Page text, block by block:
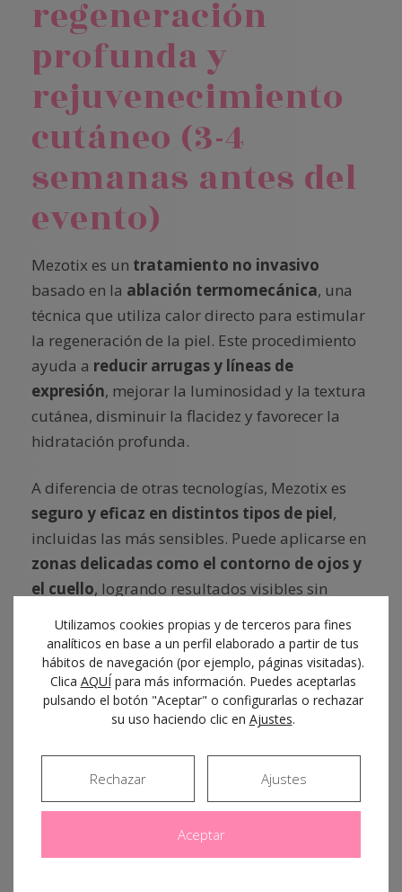
regeneración
profunda y
rejuvenecimiento
cutáneo (3-4
semanas antes del
evento)
Mezotix es un tratamiento no invasivo
basado en la ablación termomecánica, una
técnica que utiliza calor directo para estimular
la regeneración de la piel. Este procedimiento
ayuda a reducir arrugas y líneas de
expresión, mejorar la luminosidad y la textura
cutánea, disminuir la flacidez y favorecer la
hidratación profunda.
A diferencia de otras tecnologías, Mezotix es
seguro y eficaz en distintos tipos de piel,
incluidas las más sensibles. Puede aplicarse en
zonas delicadas como el contorno de ojos y
el cuello, logrando resultados visibles sin
Indicado para:piel con arrugas finas,
cicatrices, flacidez o poros dilatados
Resultados esperados:piel más firme,
luminosa y rejuvenecida en 2-3 semanas.
Sesiones recomendadas:al menos 3
sesiones, espaciadas entre 2 y 4 semanas.
Utilizamos cookies propias y de terceros para fines
analíticos en base a un perfil elaborado a partir de tus
hábitos de navegación (por ejemplo, páginas visitadas).
Clica AQUÍpara más información. Puedes aceptarlas
pulsando el botón "Aceptar" o configurarlas o rechazar
su uso haciendo clic en Ajustes.
Aceptar
Rechazar Ajustes